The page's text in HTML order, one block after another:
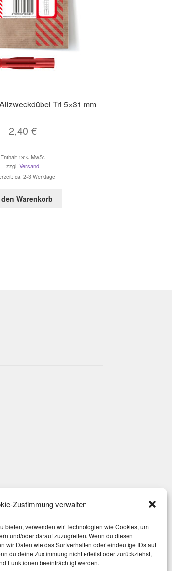
Zustimmung verwalten
bieten, verwenden wir Technologien wie Cookies, um
und/oder darauf zuzugreifen. Wenn du diesen
wir Daten wie das Surfverhalten oder eindeutige IDs auf
du deine Zustimmung nicht erteilst oder zurückziehst,
Funktionen beeinträchtigt werden.
Tri 5×31 mm
2,40€
Enthält 19% MwSt.
zzgl.Versand
ca. 2-3 Werktage
den Warenkorb